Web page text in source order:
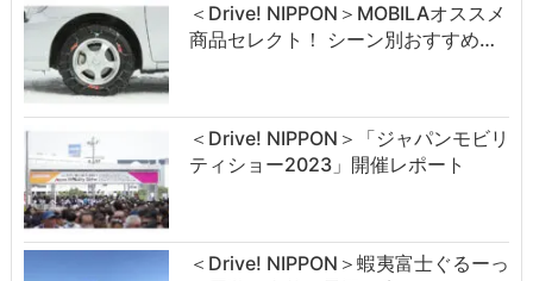
＜Drive! NIPPON＞MOBILAオススメ
商品セレクト！ シーン別おすすめ…
＜Drive! NIPPON＞「ジャパンモビリ
ティショー2023」開催レポート
＜Drive! NIPPON＞蝦夷富士ぐるーっ